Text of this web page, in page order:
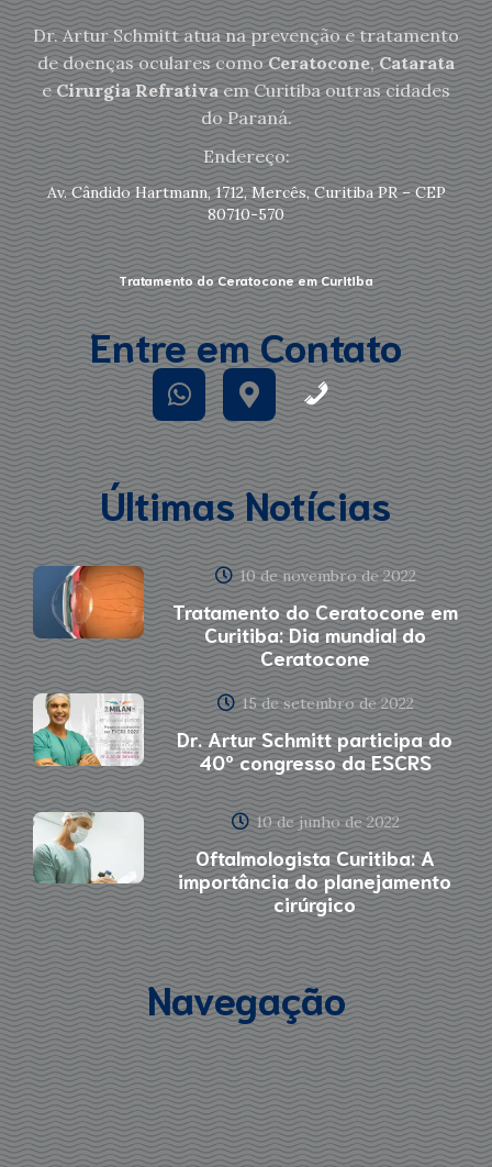
Dr. Artur Schmitt atua na prevenção e tratamento
de doenças oculares comoCeratocone,Catarata
eCirurgia Refrativaem Curitiba outras cidades
do Paraná.
Endereço:
Av. Cândido Hartmann, 1712, Mercês, Curitiba PR – CEP
80710-570
Tratamento do Ceratocone em Curitiba
Entre em Contato
Últimas Notícias
10 de novembro de 2022
Tratamento do Ceratocone em
Curitiba: Dia mundial do
Ceratocone
15 de setembro de 2022
Dr. Artur Schmitt participa do
40º congresso da ESCRS
10 de junho de 2022
Oftalmologista Curitiba: A
importância do planejamento
cirúrgico
Navegação